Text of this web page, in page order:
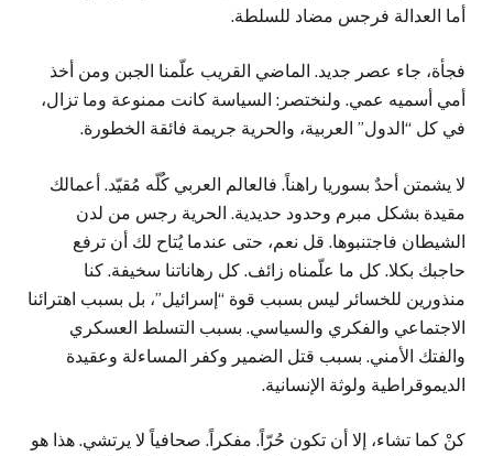
أما العدالة فرجس مضاد للسلطة.
فجأة، جاء عصر جديد. الماضي القريب علّمنا الجبن ومن أخذ
أمي أسميه عمي. ولنختصر: السياسة كانت ممنوعة وما تزال،
في كل “الدول” العربية، والحرية جريمة فائقة الخطورة.
لا يشمتن أحدٌ بسوريا راهناً. فالعالم العربي كُلّه مُقيّد. أعمالك
مقيدة بشكل مبرم وحدود حديدية. الحرية رجس من لدن
الشيطان فاجتنبوها. قل نعم، حتى عندما يُتاح لك أن ترفع
حاجبك بكلا. كل ما علّمناه زائف. كل رهاناتنا سخيفة. كنا
منذورين للخسائر ليس بسبب قوة “إسرائيل”، بل بسبب اهترائنا
الاجتماعي والفكري والسياسي. بسبب التسلط العسكري
والفتك الأمني. بسبب قتل الضمير وكفر المساءلة وعقيدة
الديموقراطية ولوثة الإنسانية.
كنْ كما تشاء، إلا أن تكون حُرّاً. مفكراً. صحافياً لا يرتشي. هذا هو